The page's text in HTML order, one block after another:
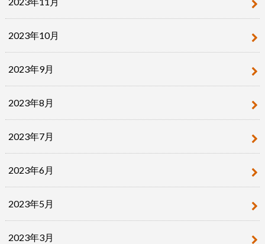
2023年10月
2023年9月
2023年8月
2023年7月
2023年6月
2023年5月
2023年3月